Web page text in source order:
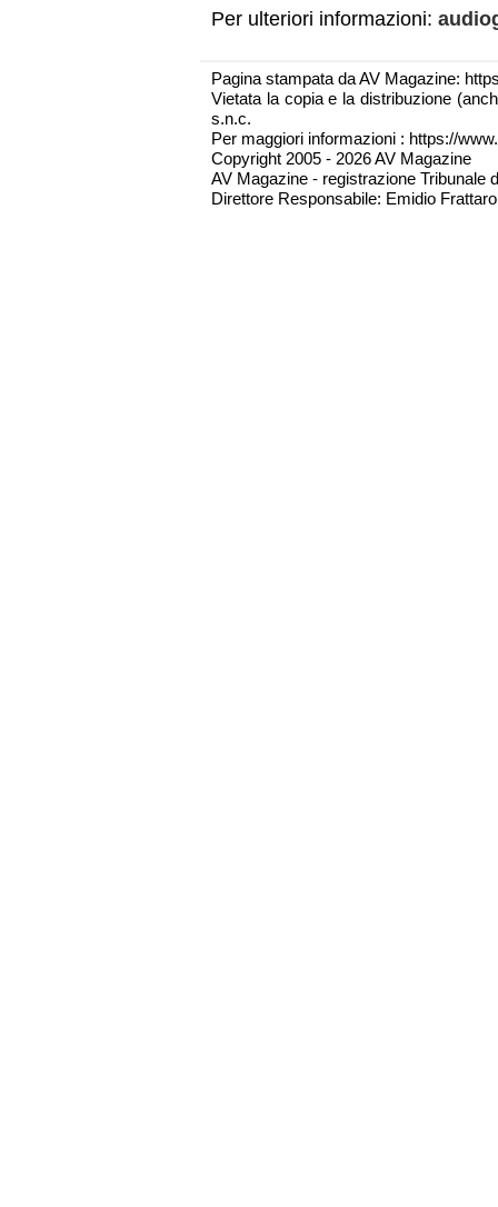
Per ulteriori informazioni:
Pagina stampata da AV Magazine:
Vietata la copia e la distribuzione
s.n.c.
Per maggiori informazioni : https://
Copyright 2005 - 2026 AV Magazine
AV Magazine - registrazione Tribunale
Direttore Responsabile: Emidio